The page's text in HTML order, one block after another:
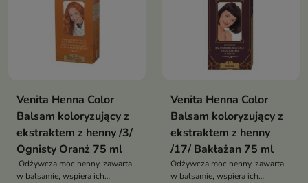
Venita Henna Color
Balsam koloryzujący z
ekstraktem z henny /3/
Ognisty Oranż 75 ml
Odżywcza moc henny, zawarta
w balsamie, wspiera ich
Venita Henna Color
Balsam koloryzujący z
ekstraktem z henny
/17/ Bakłażan 75 ml
Odżywcza moc henny, zawarta
w balsamie, wspiera ich